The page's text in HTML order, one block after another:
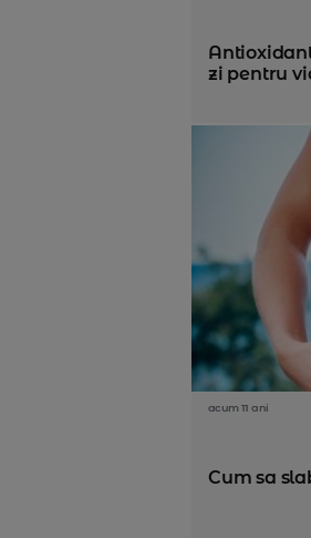
zi pentru
acum 11 ani
Cum sa